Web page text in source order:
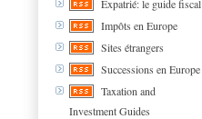
Expatrié: le guide fiscal
Impôts en Europe
Sites étrangers
Successions en Europe
Taxation and
Investment Guides